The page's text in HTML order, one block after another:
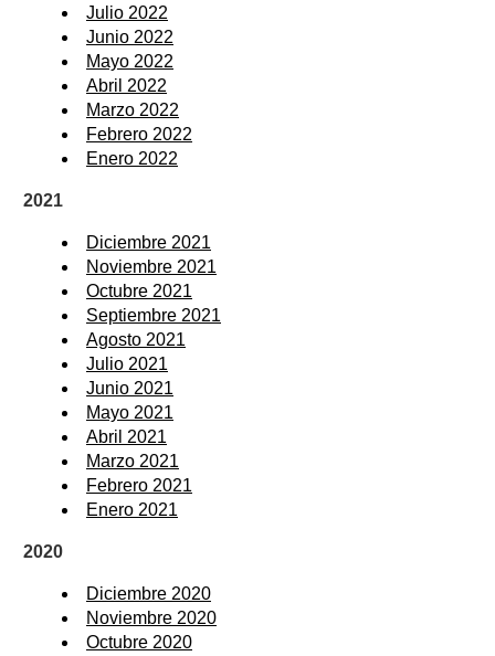
Julio 2022
Junio 2022
Mayo 2022
Abril 2022
Marzo 2022
Febrero 2022
Enero 2022
2021
Diciembre 2021
Noviembre 2021
Octubre 2021
Septiembre 2021
Agosto 2021
Julio 2021
Junio 2021
Mayo 2021
Abril 2021
Marzo 2021
Febrero 2021
Enero 2021
2020
Diciembre 2020
Noviembre 2020
Octubre 2020